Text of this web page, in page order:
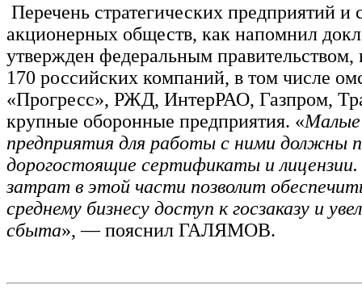
Перечень стратегических предприятий и
акционерных обществ, как напомнил
утвержден федеральным правительством,
170 российских компаний, в том числе
«Прогресс», РЖД, ИнтерРАО, Газпром,
крупные оборонные предприятия. «Малые
предприятия для работы с ними должны
дорогостоящие сертификаты и лицензии.
затрат в этой части позволит
среднему бизнесу доступ к госзаказу и
сбыта», — пояснил ГАЛЯМОВ.